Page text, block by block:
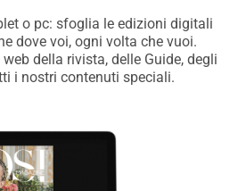
o pc: sfoglia le edizioni digitali
dove voi, ogni volta che vuoi.
della rivista, delle Guide, degli
i nostri contenuti speciali.